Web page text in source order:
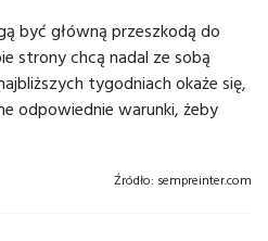
być główną przeszkodą do
strony chcą nadal ze sobą
tygodniach okaże się,
odpowiednie warunki, żeby
Źródło: sempreinter.com